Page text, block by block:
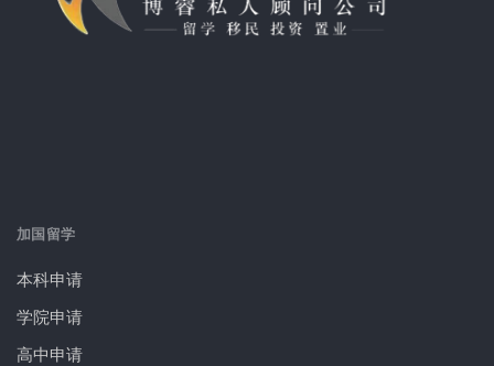
加国留学
本科申请
学院申请
高中申请